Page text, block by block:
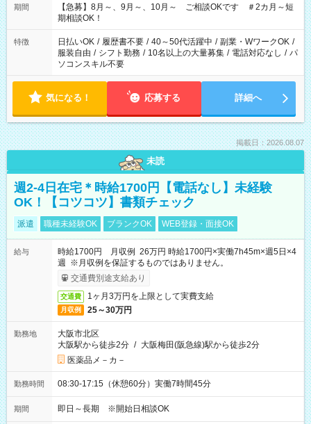
期間
【急募】8月～、9月～、10月～ ご相談OKです ＃2カ月～短
期相談OK！
特徴 日払いOK / 履歴書不要 / 40～50代活躍中 / 副業・WワークOK /
服装自由 / シフト勤務 / 10名以上の大量募集 / 電話対応なし / パ
ソコンスキル不要
気になる！ 応募する 詳細へ
掲載日：2026.08.07
未読
週2-4日在宅＊時給1700円【電話なし】未経験
OK！【コツコツ】書類チェック
派遣 職種未経験OK ブランクOK WEB登録・面接OK
給与
時給1700円 月収例 26万円 時給1700円×実働7h45m×週5日×4
週 ※月収例を保証するものではありません。
交通費別途支給あり
交通費 1ヶ月3万円を上限として実費支給
月収例 25～30万円
勤務地
大阪市北区
大阪駅から徒歩2分 / 大阪梅田(阪急線)駅から徒歩2分
医薬品メ－カ－
勤務時間 08:30-17:15（休憩60分）実働7時間45分
期間 即日～長期 ※開始日相談OK